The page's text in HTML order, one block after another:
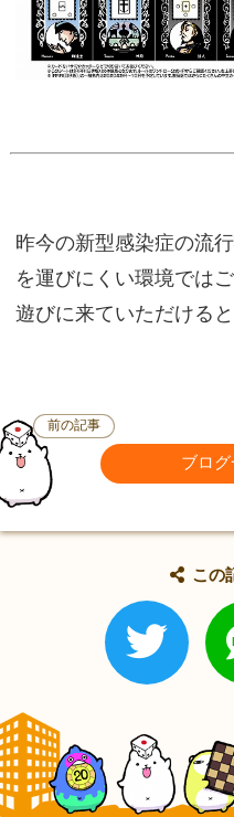
昨今の新型感染症の流
を運びにくい環境では
遊びに来ていただけると
前の記事
ブロ
この